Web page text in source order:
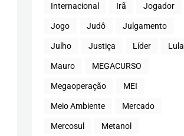
Internacional Irã Jogador
Jogo Judô Julgamento
Julho Justiça Líder Lula
Mauro MEGACURSO
Megaoperação MEI
Meio Ambiente Mercado
Mercosul Metanol